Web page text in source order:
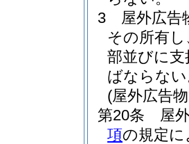
3
屋外広告
その所有
部並びに
ばならな
(屋外広告
第20条
屋
項の規定に